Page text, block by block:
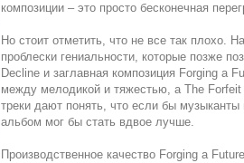
композиции – это просто бесконечная
Но стоит отметить, что не все так плохо.
проблески гениальности, которые позже
Decline и заглавная композиция Forging a
между мелодикой и тяжестью, а The
треки дают понять, что если бы
альбом мог бы стать вдвое лучше.
Производственное качество Forging a